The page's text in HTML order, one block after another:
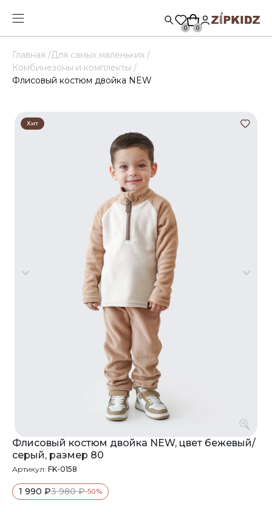
0 0
Главная /Для самых маленьких /
Комбинезоны и комплекты /
Флисовый костюм двойка NEW
Хит
Флисовый костюм двойка NEW, цвет бежевый/
серый, размер 80
Артикул: FK-0158
1 990 ₽3 980 ₽-50%